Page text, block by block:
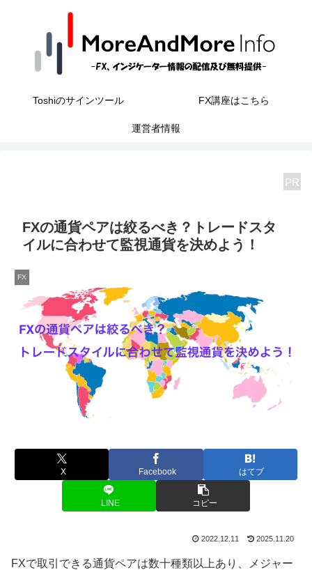
Toshiのサインツール FX講座はこちら
運営者情報
PR
FXの通貨ペアは絞るべき？トレードスタ
イルに合わせて監視通貨を決めよう！
FX
X Facebook はてブ
LINE コピー
2022.12.11 2025.11.20
FXで取引できる通貨ペアは数十種類以上あり、メジャー